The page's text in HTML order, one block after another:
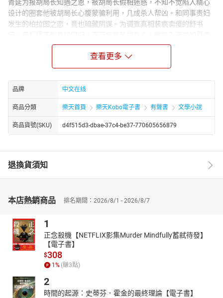
青延为报胡局长知遇之恩，被胡局长假相迷惑，不知不觉陷入精心
设计的圈套他被胡局长心腹蒙骗利用，几成杀人帮凶。和同事贵妇
发生的柏拉图之恋，竟也暗藏阴谋。为调查真相装疯卖傻的舒书
廷逐步看清事实，心灵得到洗礼，正义回归，挣出了圈套。全方位
解密官场，解剖人性，纵横捭阖，娓娓道来，怎一个官场了得。
唐凤雄，当代作家，湖湘人氏。现居北京。湖南省作家协会会员，
先后在政府办公室、文化部门、省直单位及媒体工作，对官场有较
深的体会和感悟。文字功底深厚，擅长故事构造。著有官场长篇小
说《机关圈套》、《秘术》等。现为中央某媒体记者。
查看更多
品牌 中文在线
商品分類 樂天首頁 樂天Kobo電子書 有聲書 文學小說
商品貨號(SKU) d4f515d3-dbae-37c4-be37-770605656879
退換貨須知
本店熱銷商品 排名期間：2026/8/1 - 2026/8/7
1
正念殺機【NETFLIX影集Murder Mindfully蓄弒待發】
【電子書】
$308
1 % (賺3點)
2
時間的起源：史蒂芬．霍金的最終理論【電子書】